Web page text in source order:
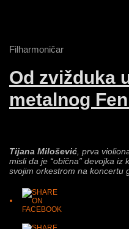
Filharmoničar
Od zvižduka
metalnog
Tijana Milošević , prva
misli da je “obična” devojka iz
svojim orkestrom na koncertu